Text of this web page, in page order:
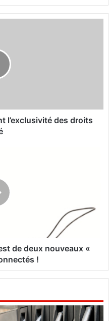
bsi
te
l’exclusivité des droits
de deux nouveaux «
!